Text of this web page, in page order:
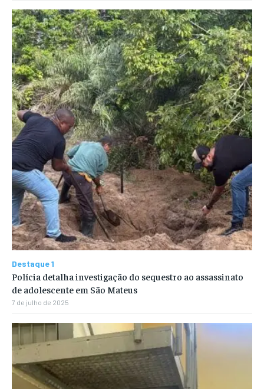
Destaque 1
Polícia detalha investigação do sequestro ao assassinato
de adolescente em São Mateus
7 de julho de 2025